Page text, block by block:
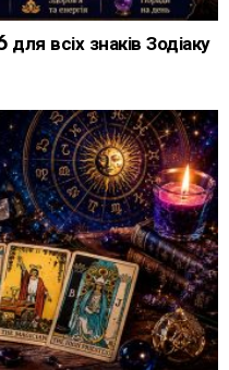
всіх знаків Зодіаку